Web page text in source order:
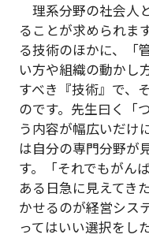
理系分野の社会人
ることが求められま
る技術のほかに、「
い方や組織の動かし
すべき『技術』で、
のです。先生曰く「
う内容が幅広いだけ
は自分の専門分野が
す。「それでもがん
ある日急に見えてき
かせるのが経営シス
ってはいい選択をし